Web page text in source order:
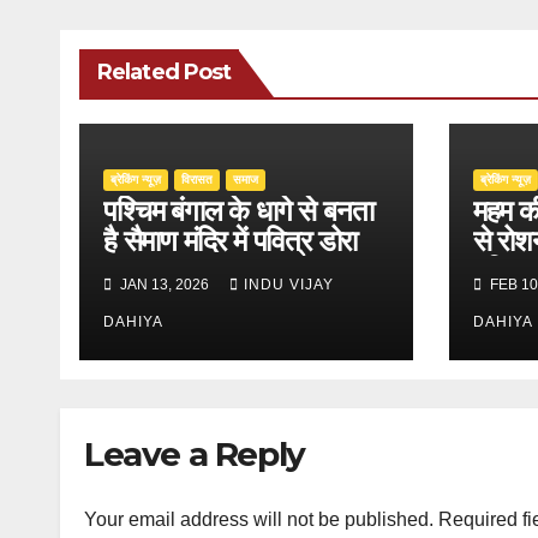
Related Post
ब्रेकिंग न्यूज़ ‍‍विरासत समाज
पश्चिम बंगाल के धागे से बनता
है सैमाण मंदिर में पवित्र डोरा
JAN 13, 2026 INDU VIJAY
DAHIYA
ब्रेकिंग न्यूज़
महम
से
दुनिया
FEB
DAHIYA
Leave a Reply
Your email address will not be published. Required